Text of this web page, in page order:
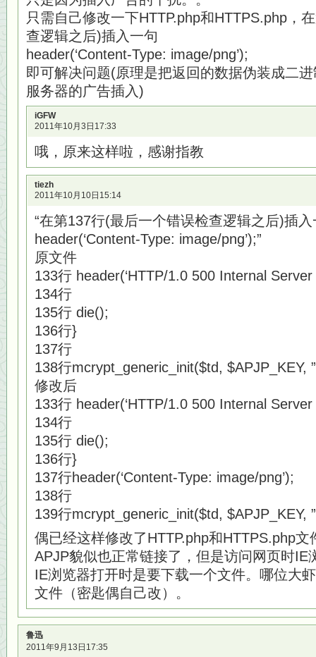
只需自己修改一下HTTP.php和HTTPS.php，
查逻辑之后)插入一句
header(‘Content-Type: image/png’);
即可解决问题(原理是把返回的数据伪装成二
服务器的广告插入)
iGFW
2011年10月3日17:33
哦，原来这样啦，感谢指教
tiezh
2011年10月10日15:14
“在第137行(最后一个错误检查逻辑之后)插入
header(‘Content-Type: image/png’);”
原文件
133行 header(‘HTTP/1.0 500 Internal Server
134行
135行 die();
136行}
137行
138行mcrypt_generic_init($td, $APJP_KEY,
修改后
133行 header(‘HTTP/1.0 500 Internal Server
134行
135行 die();
136行}
137行header(‘Content-Type: image/png’);
138行
139行mcrypt_generic_init($td, $APJP_KEY,
偶已经这样修改了HTTP.php和HTTPS.php
APJP貌似也正常链接了，但是访问网页时IE
IE浏览器打开时是要下载一个文件。哪位大
文件（密匙偶自己改）。
鲁迅
2011年9月13日17:35